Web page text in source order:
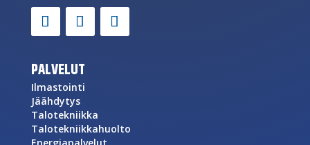
PALVELUT
Ilmastointi
Jäähdytys
Talotekniikka
Talotekniikkahuolto